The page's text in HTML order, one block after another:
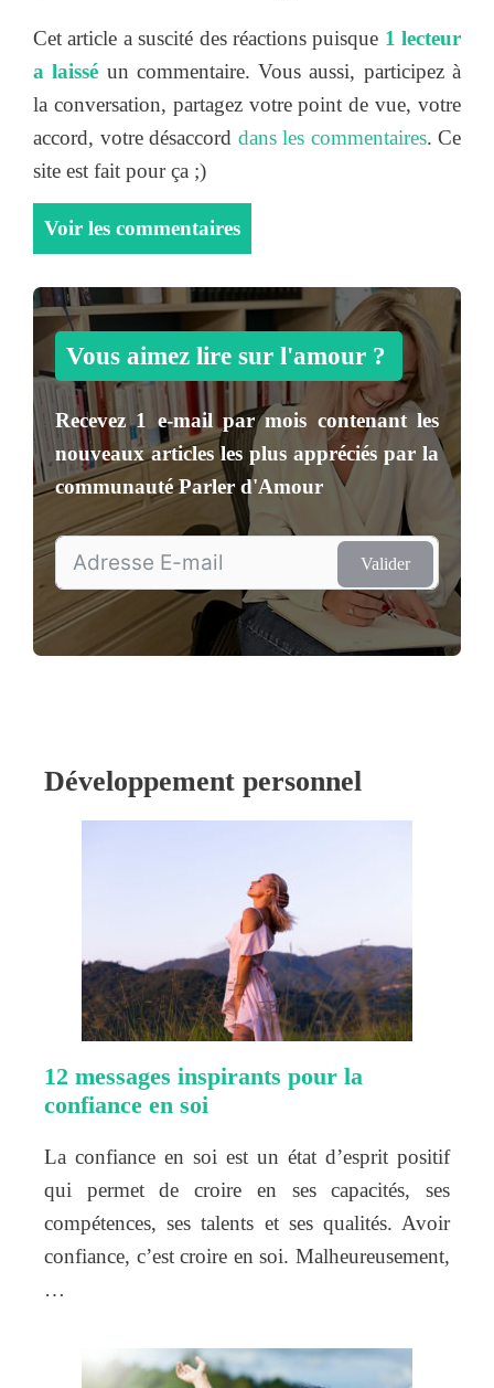
Cet article a suscité des réactions puisque 1 lecteur
a laissé un commentaire. Vous aussi, participez à
la conversation, partagez votre point de vue, votre
accord, votre désaccord dans les commentaires. Ce
site est fait pour ça ;)
Voir les commentaires
Vous aimez lire sur l'amour ?
Recevez1 e-mail par mois contenant les
nouveaux articles les plus appréciés par la
communautéParler d'Amour
Valider
Développement personnel
12 messages inspirants pour la
confiance en soi
La confiance en soi est un état d’esprit positif
qui permet de croire en ses capacités, ses
compétences, ses talents et ses qualités. Avoir
confiance, c’est croire en soi. Malheureusement,
…